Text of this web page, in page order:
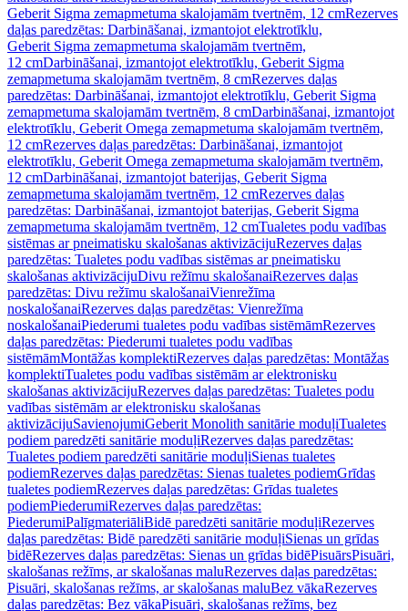
Geberit Sigma zemapmetuma skalojamām tvertnēm, 12 cmRezerves
daļas paredzētas: Darbināšanai, izmantojot elektrotīklu,
Geberit Sigma zemapmetuma skalojamām tvertnēm,
12 cmDarbināšanai, izmantojot elektrotīklu, Geberit Sigma
zemapmetuma skalojamām tvertnēm, 8 cmRezerves daļas
paredzētas: Darbināšanai, izmantojot elektrotīklu, Geberit Sigma
zemapmetuma skalojamām tvertnēm, 8 cmDarbināšanai, izmantojot
elektrotīklu, Geberit Omega zemapmetuma skalojamām tvertnēm,
12 cmRezerves daļas paredzētas: Darbināšanai, izmantojot
elektrotīklu, Geberit Omega zemapmetuma skalojamām tvertnēm,
12 cmDarbināšanai, izmantojot baterijas, Geberit Sigma
zemapmetuma skalojamām tvertnēm, 12 cmRezerves daļas
paredzētas: Darbināšanai, izmantojot baterijas, Geberit Sigma
zemapmetuma skalojamām tvertnēm, 12 cmTualetes podu vadības
sistēmas ar pneimatisku skalošanas aktivizācijuRezerves daļas
paredzētas: Tualetes podu vadības sistēmas ar pneimatisku
skalošanas aktivizācijuDivu režīmu skalošanaiRezerves daļas
paredzētas: Divu režīmu skalošanaiVienrežīma
noskalošanaiRezerves daļas paredzētas: Vienrežīma
noskalošanaiPiederumi tualetes podu vadības sistēmāmRezerves
daļas paredzētas: Piederumi tualetes podu vadības
sistēmāmMontāžas komplektiRezerves daļas paredzētas: Montāžas
komplektiTualetes podu vadības sistēmām ar elektronisku
skalošanas aktivizācijuRezerves daļas paredzētas: Tualetes podu
vadības sistēmām ar elektronisku skalošanas
aktivizācijuSavienojumiGeberit Monolith sanitārie moduļiTualetes
podiem paredzēti sanitārie moduļiRezerves daļas paredzētas:
Tualetes podiem paredzēti sanitārie moduļiSienas tualetes
podiemRezerves daļas paredzētas: Sienas tualetes podiemGrīdas
tualetes podiemRezerves daļas paredzētas: Grīdas tualetes
podiemPiederumiRezerves daļas paredzētas:
PiederumiPalīgmateriāliBidē paredzēti sanitārie moduļiRezerves
daļas paredzētas: Bidē paredzēti sanitārie moduļiSienas un grīdas
bidēRezerves daļas paredzētas: Sienas un grīdas bidēPisuārsPisuāri,
skalošanas režīms, ar skalošanas maluRezerves daļas paredzētas:
Pisuāri, skalošanas režīms, ar skalošanas maluBez vākaRezerves
daļas paredzētas: Bez vākaPisuāri, skalošanas režīms, bez